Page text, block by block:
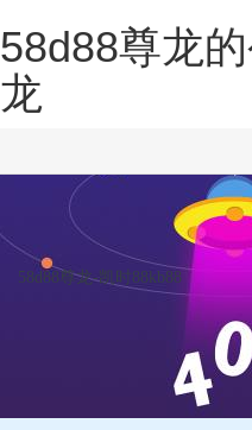
58d88尊龙
龙
58d88尊龙-凯时88kb88